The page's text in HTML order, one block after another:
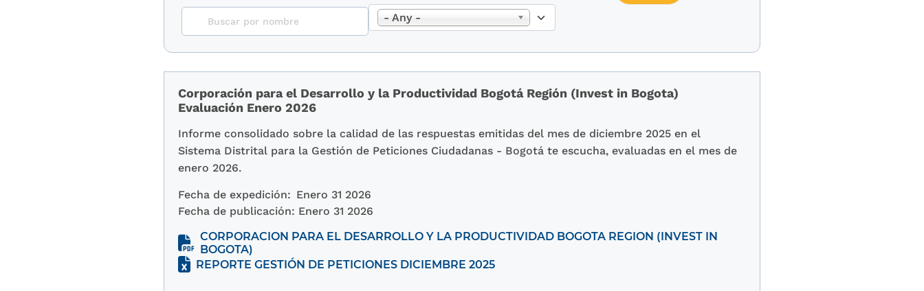
- Any -
Corporación para el Desarrollo y la Productividad Bogotá Región (Invest in Bogota)
Evaluación Enero 2026
Informe consolidado sobre la calidad de las respuestas emitidas del mes de diciembre 2025 en el
Sistema Distrital para la Gestión de Peticiones Ciudadanas - Bogotá te escucha, evaluadas en el mes de
enero 2026.
Fecha de expedición: Enero 31 2026
Fecha de publicación: Enero 31 2026
CORPORACION PARA EL DESARROLLO Y LA PRODUCTIVIDAD BOGOTA REGION (INVEST IN
BOGOTA)
REPORTE GESTIÓN DE PETICIONES DICIEMBRE 2025